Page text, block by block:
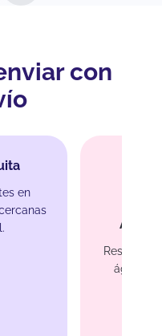
con
en
ágil por